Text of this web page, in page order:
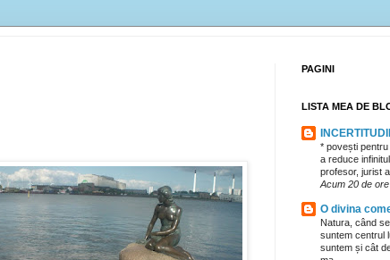
PAGINI
LISTA MEA DE
* povești
a reduce
profesor, jurist
Acum 20 de ore
O divina
Natura, când
suntem centrul
suntem și cât